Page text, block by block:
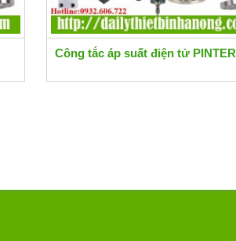
Công tắc áp suất điện tử PINTER